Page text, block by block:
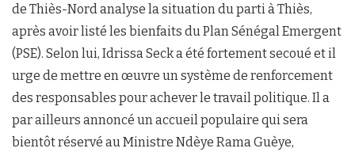
de Thiès-Nord analyse la situation du parti à Thiès,
après avoir listé les bienfaits du Plan Sénégal Emergent
(PSE). Selon lui, Idrissa Seck a été fortement secoué et il
urge de mettre en œuvre un système de renforcement
des responsables pour achever le travail politique. Il a
par ailleurs annoncé un accueil populaire qui sera
bientôt réservé au Ministre Ndèye Rama Guèye,